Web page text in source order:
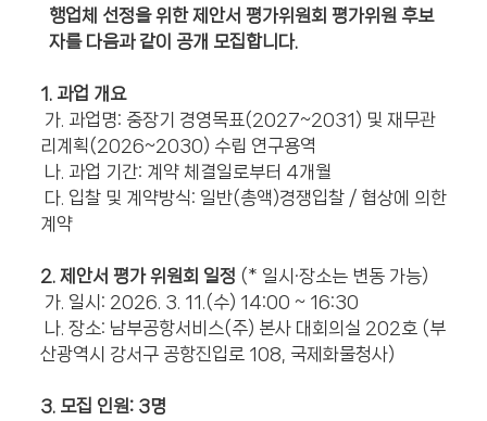
행업체 선정을 위한 제안서 평가위원회 평가위원 후보
자를 다음과 같이 공개 모집합니다.
1. 과업 개요
가. 과업명: 중장기 경영목표(2027~2031) 및 재무관
리계획(2026~2030) 수립 연구용역
나. 과업 기간: 계약 체결일로부터 4개월
다. 입찰 및 계약방식: 일반(총액)경쟁입찰 / 협상에 의한
계약
2. 제안서 평가 위원회 일정 (* 일시·장소는 변동 가능)
가. 일시: 2026. 3. 11.(수) 14:00 ~ 16:30
나. 장소: 남부공항서비스(주) 본사 대회의실 202호 (부
산광역시 강서구 공항진입로 108, 국제화물청사)
3. 모집 인원: 3명